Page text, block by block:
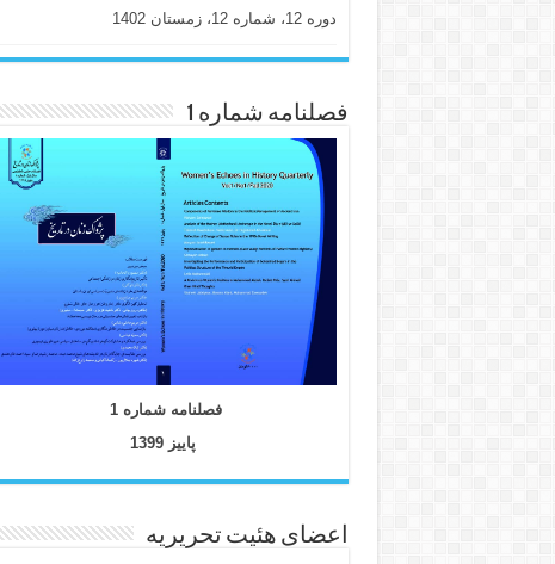
دوره 12، شماره 12، زمستان 1402
فصلنامه شماره 1
فصلنامه شماره 1
پاییز 1399
اعضای هئیت تحریریه